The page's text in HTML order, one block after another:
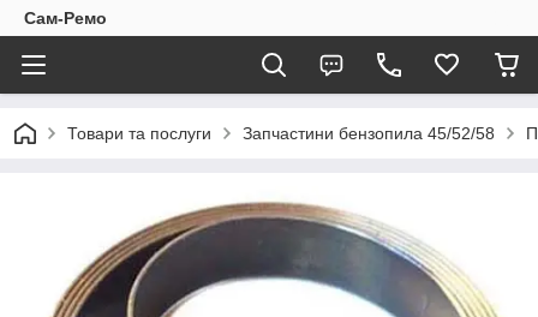
Сам-Ремо
Товари та послуги Запчастини бензопила 45/52/58